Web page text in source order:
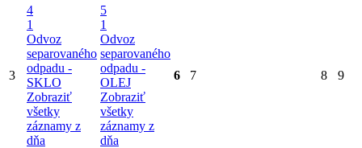
3
4
1
Odvoz
separovaného
odpadu -
SKLO
Zobraziť
všetky
záznamy z
dňa
5
1
Odvoz
separovaného
odpadu -
OLEJ
Zobraziť
všetky
záznamy z
dňa
6 7 8 9